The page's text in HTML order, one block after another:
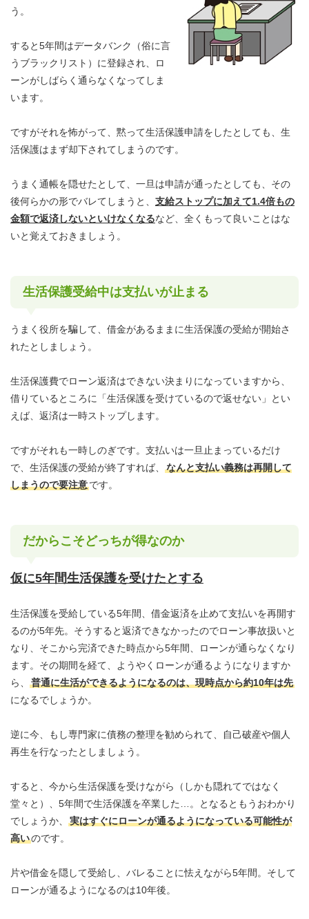
う。
すると5年間はデータバンク（俗に言
うブラックリスト）に登録され、ロ
ーンがしばらく通らなくなってしま
います。
ですがそれを怖がって、黙って生活保護申請をしたとしても、生
活保護はまず却下されてしまうのです。
うまく通帳を隠せたとして、一旦は申請が通ったとしても、その
後何らかの形でバレてしまうと、 支給ストップに加えて1.4倍もの
金額で返済しないといけなくなるなど、全くもって良いことはな
いと覚えておきましょう。
生活保護受給中は支払いが止まる
うまく役所を騙して、借金があるままに生活保護の受給が開始さ
れたとしましょう。
生活保護費でローン返済はできない決まりになっていますから、
借りているところに「生活保護を受けているので返せない」とい
えば、返済は一時ストップします。
ですがそれも一時しのぎです。支払いは一旦止まっているだけ
で、生活保護の受給が終了すれば、
なんと支払い義務は再開して
しまうので要注意です。
だからこそどっちが得なのか
仮に5年間生活保護を受けたとする
生活保護を受給している5年間、借金返済を止めて支払いを再開す
るのが5年先。そうすると返済できなかったのでローン事故扱いと
なり、そこから完済できた時点から5年間、ローンが通らなくなり
ます。その期間を経て、ようやくローンが通るようになりますか
ら、
普通に生活ができるようになるのは、現時点から約10年は先
になるでしょうか。
逆に今、もし専門家に債務の整理を勧められて、自己破産や個人
再生を行なったとしましょう。
すると、今から生活保護を受けながら（しかも隠れてではなく
堂々と）、5年間で生活保護を卒業した…。となるともうおわかり
でしょうか、
実はすぐにローンが通るようになっている可能性が
高いのです。
片や借金を隠して受給し、バレることに怯えながら5年間。そして
ローンが通るようになるのは10年後。